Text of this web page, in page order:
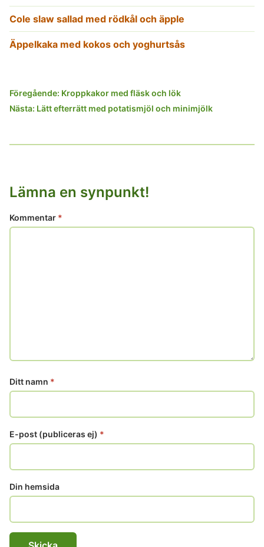
Cole slaw sallad med rödkål och äpple
Äppelkaka med kokos och yoghurtsås
Inläggsnavigering
Föregående: Kroppkakor med fläsk och lök
Nästa: Lätt efterrätt med potatismjöl och minimjölk
Lämna en synpunkt!
Kommentar *
Ditt namn *
E-post (publiceras ej) *
Din hemsida